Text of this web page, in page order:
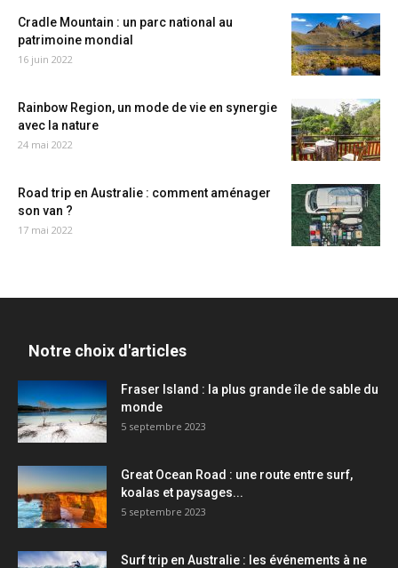
Cradle Mountain : un parc national au
patrimoine mondial
16 juin 2022
Rainbow Region, un mode de vie en synergie
avec la nature
24 mai 2022
Road trip en Australie : comment aménager
son van ?
17 mai 2022
Notre choix d'articles
Fraser Island : la plus grande île de sable du
monde
5 septembre 2023
Great Ocean Road : une route entre surf,
koalas et paysages...
5 septembre 2023
Surf trip en Australie : les événements à ne